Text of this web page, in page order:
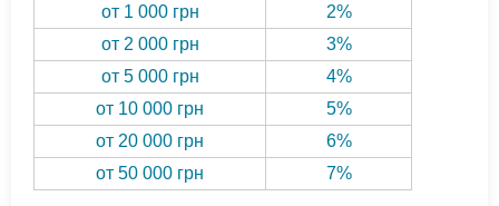
от 1 000 грн
2%
от 2 000 грн
3%
от 5 000 грн
4%
от 10 000 грн
5%
от 20 000 грн
6%
от 50 000 грн
7%